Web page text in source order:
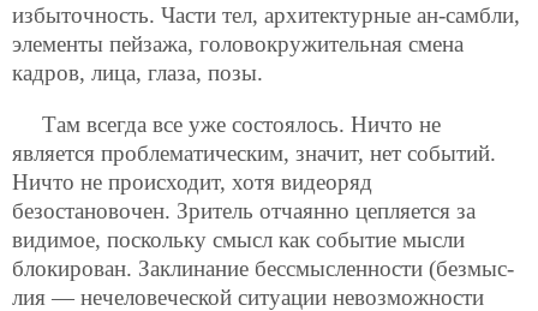
избыточность. Части тел, архитектурные ан-самбли,
элементы пейзажа, головокружительная смена
кадров, лица, глаза, позы.
Там всегда все уже состоялось. Ничто не
является проблематическим, значит, нет событий.
Ничто не происходит, хотя видеоряд
безостановочен. Зритель отчаянно цепляется за
видимое, поскольку смысл как событие мысли
блокирован. Заклинание бессмысленности (безмыс-
лия — нечеловеческой ситуации невозможности